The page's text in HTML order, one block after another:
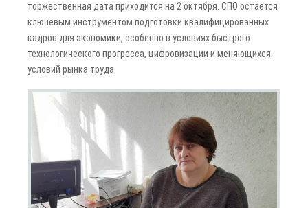
торжественная дата приходится на 2 октября. СПО остается
ключевым инструментом подготовки квалифицированных
кадров для экономики, особенно в условиях быстрого
технологического прогресса, цифровизации и меняющихся
условий рынка труда.